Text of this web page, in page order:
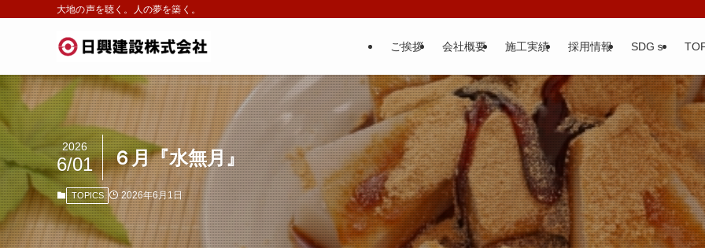
大地の声を聴く。人の夢を築く。
ご挨拶 会社概要 施工実績 採用情報 SDGｓ
６月『水無月』
2026
6/01
TOPICS 2026年6月1日